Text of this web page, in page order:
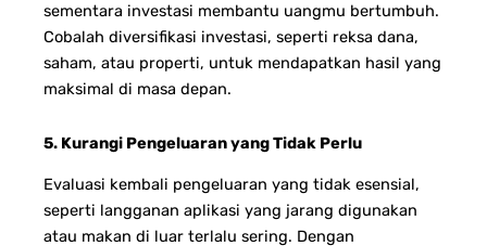
sementara investasi membantu uangmu bertumbuh.
Cobalah diversifikasi investasi, seperti reksa dana,
saham, atau properti, untuk mendapatkan hasil yang
maksimal di masa depan.
5. Kurangi Pengeluaran yang Tidak Perlu
Evaluasi kembali pengeluaran yang tidak esensial,
seperti langganan aplikasi yang jarang digunakan
atau makan di luar terlalu sering. Dengan